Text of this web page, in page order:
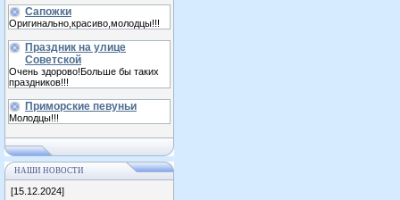
Сапожки
Оригинально,красиво,молодцы!!!
Праздник на улице
Советской
Очень здорово!Больше бы таких
праздников!!!
Приморские певуньи
Молодцы!!!
НАШИ НОВОСТИ
[15.12.2024]